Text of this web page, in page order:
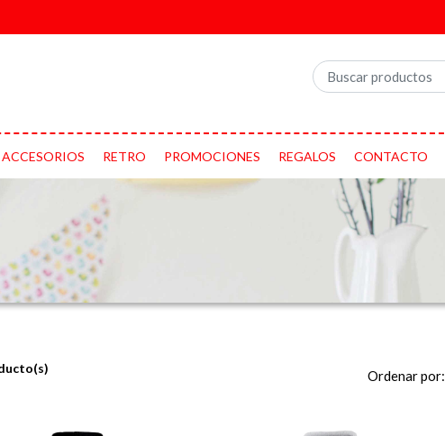
ACCESORIOS RETRO PROMOCIONES REGALOS CONTACTO
Ordenar por: